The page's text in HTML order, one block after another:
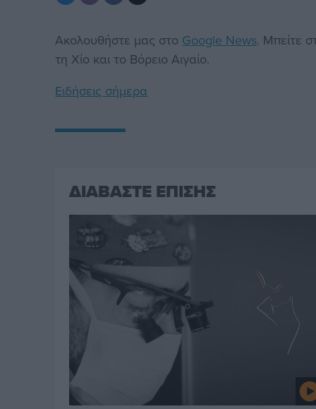
Ακολουθήστε μας στο Google News. Μπείτε
τη Χίο και το Βόρειο Αιγαίο.
Ειδήσεις σήμερα
ΔΙΑΒΑΣΤΕ ΕΠΙΣΗΣ